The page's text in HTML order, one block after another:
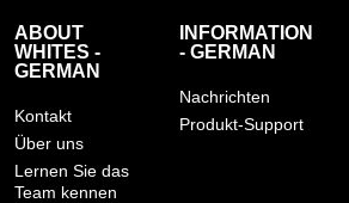
ABOUT
WHITES -
GERMAN
Kontakt
Über uns
Lernen Sie das
Team kennen
INFORMATION
- GERMAN
Nachrichten
Produkt-Support